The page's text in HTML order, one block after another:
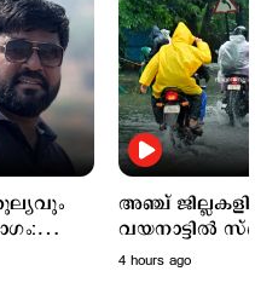
വയനാട്ടില്‍
അഞ്ച്
വയനാട്ടില്‍
അവധി
4 hours ago